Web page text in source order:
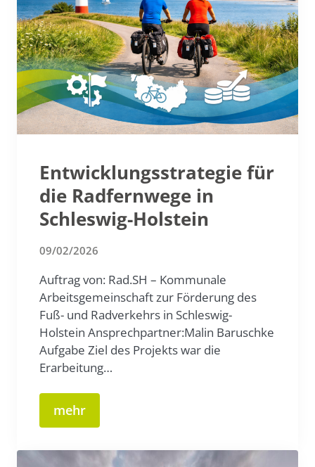
Entwicklungsstrategie für
die Radfernwege in
Schleswig-Holstein
09/02/2026
Auftrag von: Rad.SH – Kommunale
Arbeitsgemeinschaft zur Förderung des
Fuß- und Radverkehrs in Schleswig-
Holstein Ansprechpartner:Malin Baruschke
Aufgabe Ziel des Projekts war die
Erarbeitung…
mehr